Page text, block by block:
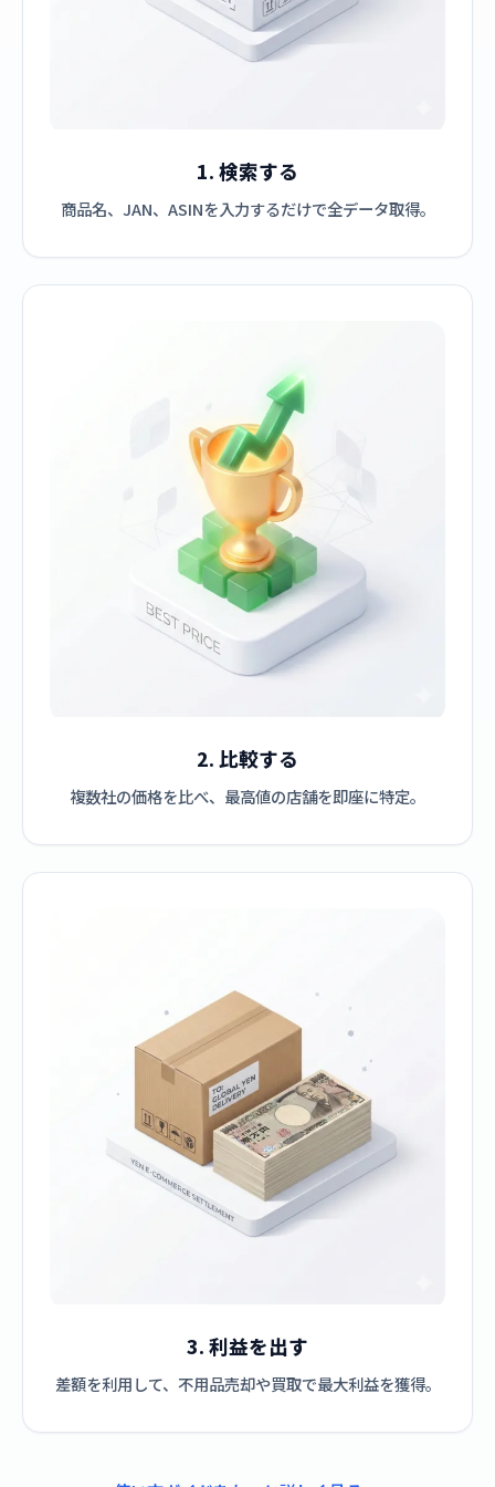
1. 検索する
商品名、JAN、ASINを入力するだけで全データ取得。
2. 比較する
複数社の価格を比べ、最高値の店舗を即座に特定。
3. 利益を出す
差額を利用して、不用品売却や買取で最大利益を獲得。